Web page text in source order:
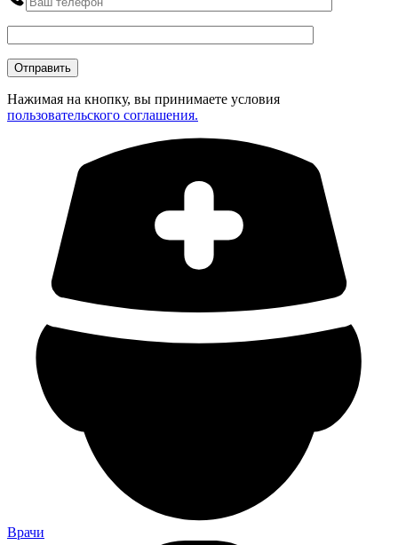
Нажимая на кнопку, вы принимаете условия
пользовательского соглашения.
Врачи